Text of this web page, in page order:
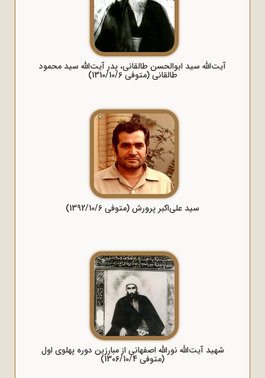
آیت‌الله سید ابوالحسن طالقانی، پدر آیت‌الله سید محمود
طالقانی (متوفی 1310/10/6)
سید علی‌اکبر پرورش (متوفی 1392/10/6)
شهید آیت‌الله نورالله اصفهانی از مبارزین دوره پهلوی اول
(متوفی 1306/10/4)